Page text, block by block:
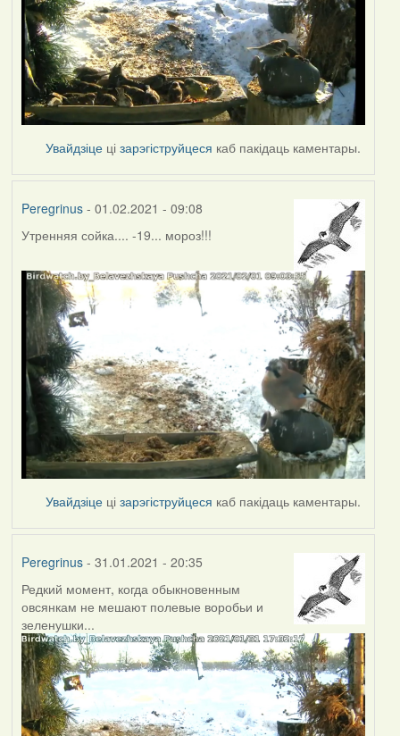
Увайдзіце цізарэгіструйцеся каб пакідаць каментары.
Peregrinus- 01.02.2021 - 09:08
Утренняя сойка.... -19... мороз!!!
Увайдзіце цізарэгіструйцеся каб пакідаць каментары.
Peregrinus- 31.01.2021 - 20:35
Редкий момент, когда обыкновенным
овсянкам не мешают полевые воробьи и
зеленушки...